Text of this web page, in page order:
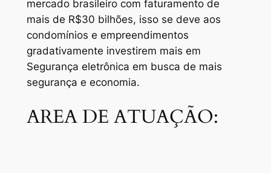
mercado brasileiro com faturamento de
mais de R$30 bilhões, isso se deve aos
condomínios e empreendimentos
gradativamente investirem mais em
Segurança eletrônica em busca de mais
segurança e economia.
AREA DE ATUAÇÃO: